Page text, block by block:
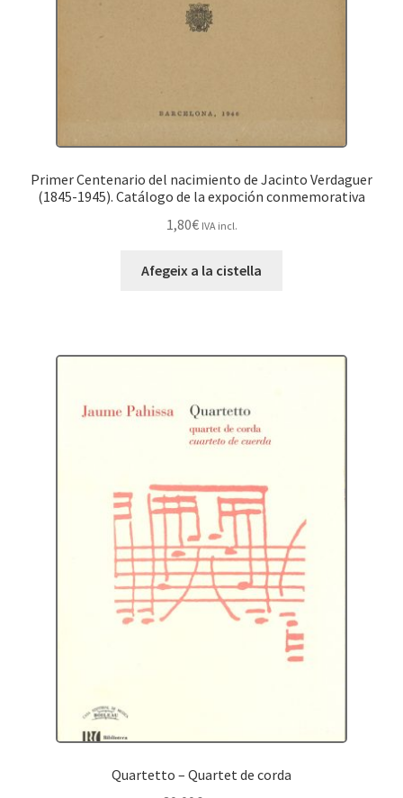
Primer Centenario del nacimiento de Jacinto Verdaguer
(1845-1945). Catálogo de la expoción conmemorativa
1,80€ IVA incl.
Afegeix a la cistella
Quartetto – Quartet de corda